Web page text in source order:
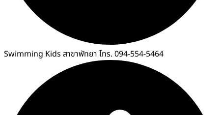
Swimming Kids สาขาพัทยา โทร. 094-554-5464